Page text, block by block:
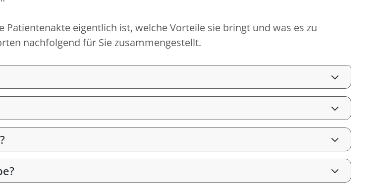
eigentlich ist, welche Vorteile sie bringt und was es zu
nachfolgend für Sie zusammengestellt.